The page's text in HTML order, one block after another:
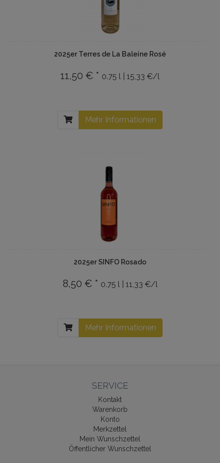
2025er Terres de La Baleine Rosé
11,50 € * 0.75 l | 15,33 €/l
Mehr Informationen
2025er SINFO Rosado
8,50 € * 0.75 l | 11,33 €/l
Mehr Informationen
SERVICE
Kontakt
Warenkorb
Konto
Merkzettel
Mein Wunschzettel
Öffentlicher Wunschzettel